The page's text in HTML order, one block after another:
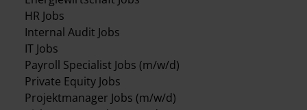
HR Jobs
Internal Audit Jobs
IT Jobs
Payroll Specialist Jobs (m/w/d)
Private Equity Jobs
Projektmanager Jobs (m/w/d)